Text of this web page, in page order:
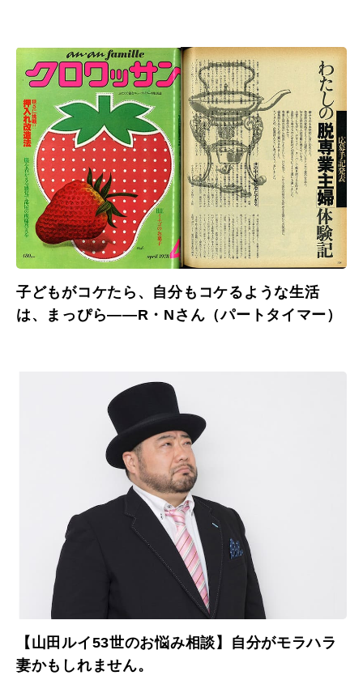
子どもがコケたら、自分もコケるような生活
は、まっぴら――R・Nさん（パートタイマー）
【山田ルイ53世のお悩み相談】自分がモラハラ
妻かもしれません。